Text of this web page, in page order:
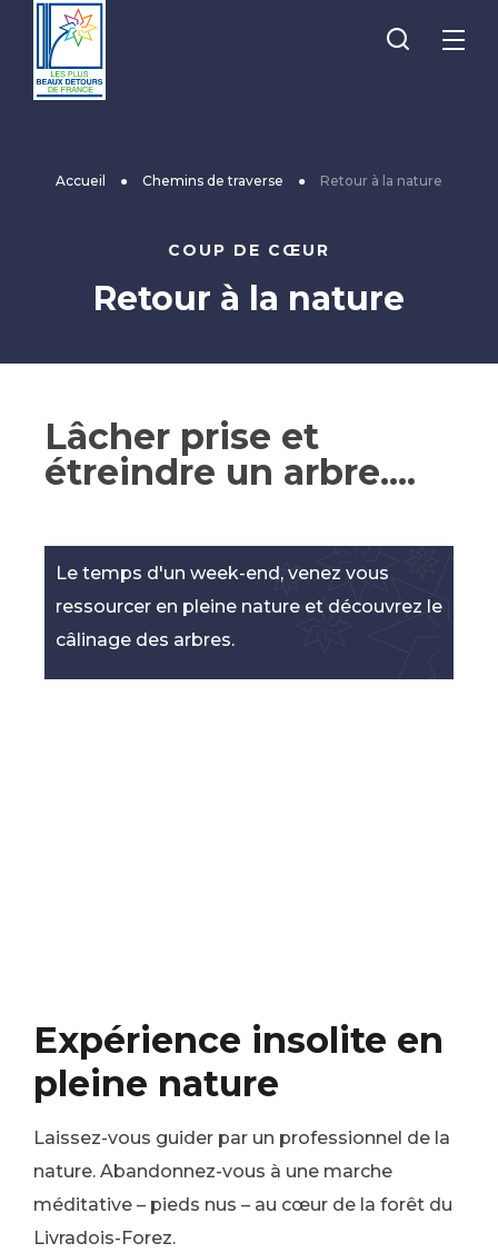
Beaux
Je
Menu
Accueil ● Chemins de traverse ● Retour à la nature
COUP DE CŒUR
Retour à la nature
Lâcher prise et
étreindre un arbre....
Le temps d'un week-end, venez vous
ressourcer en pleine nature et découvrez le
câlinage des arbres.
Expérience insolite en
pleine nature
Laissez-vous guider par un professionnel de la
nature. Abandonnez-vous à une marche
méditative – pieds nus – au cœur de la forêt du
Livradois-Forez.